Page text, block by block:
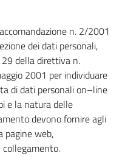
n. 2/2001
dei dati personali,
della direttiva n.
2001 per individuare
di dati personali on–line
e la natura delle
devono fornire agli
pagine web,